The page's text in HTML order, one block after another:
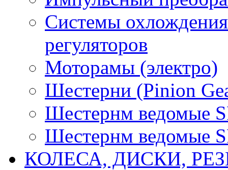
Системы охлождения
регуляторов
Моторамы (электро)
Шестерни (Pinion
Шестернм ведомые
Шестернм ведомые
КОЛЕСА, ДИСКИ,